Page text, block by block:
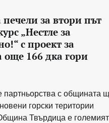
за втори път
„Нестле за
с проект за
още 166 дка гори
с общината
горски територии
Твърдица е големият